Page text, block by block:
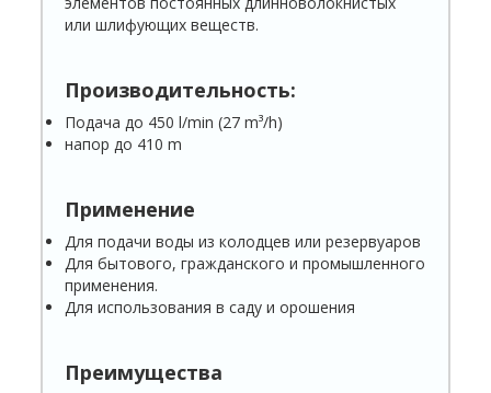
или шлифующих веществ.
Производительность:
Подача до 450 l/min (27 m³/h)
напор до 410 m
Применение
Для подачи воды из колодцев или резервуаров
Для бытового, гражданского и промышленного
применения.
Для использования в саду и орошения
Преимущества